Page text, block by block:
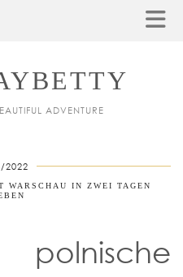
ADVENTURE
2022
WARSCHAU IN ZWEI TAGEN